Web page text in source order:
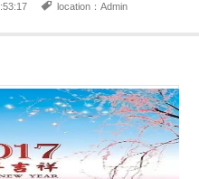
location：Admin